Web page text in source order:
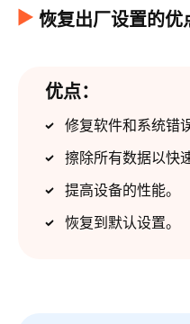
恢复出厂设置的优
优点：
修复软件和系统错
擦除所有数据以快
提高设备的性能。
恢复到默认设置。